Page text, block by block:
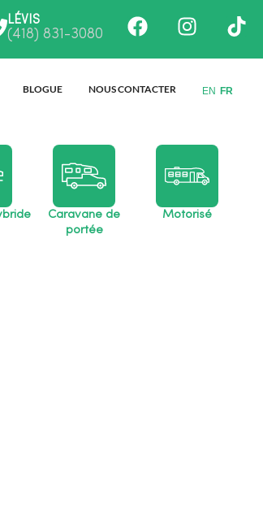
LÉVIS
(418) 831-3080 Facebook
BLOGUE NOUS CONTACTER EN FR
Caravane de
portée
Motorisé